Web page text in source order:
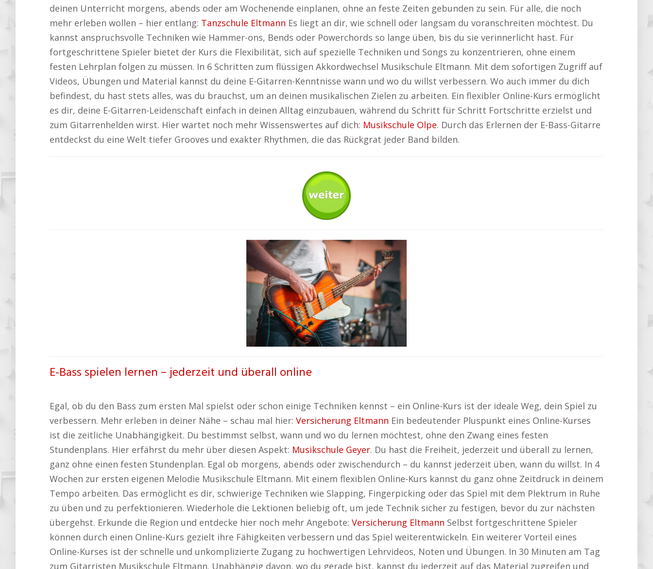
deinen Unterricht morgens, abends oder am Wochenende einplanen, ohne an feste Zeiten gebunden zu sein. Für alle, die noch
mehr erleben wollen – hier entlang: Tanzschule Eltmann Es liegt an dir, wie schnell oder langsam du voranschreiten möchtest. Du
kannst anspruchsvolle Techniken wie Hammer-ons, Bends oder Powerchords so lange üben, bis du sie verinnerlicht hast. Für
fortgeschrittene Spieler bietet der Kurs die Flexibilität, sich auf spezielle Techniken und Songs zu konzentrieren, ohne einem
festen Lehrplan folgen zu müssen. In 6 Schritten zum flüssigen Akkordwechsel Musikschule Eltmann. Mit dem sofortigen Zugriff auf
Videos, Übungen und Material kannst du deine E-Gitarren-Kenntnisse wann und wo du willst verbessern. Wo auch immer du dich
befindest, du hast stets alles, was du brauchst, um an deinen musikalischen Zielen zu arbeiten. Ein flexibler Online-Kurs ermöglicht
es dir, deine E-Gitarren-Leidenschaft einfach in deinen Alltag einzubauen, während du Schritt für Schritt Fortschritte erzielst und
zum Gitarrenhelden wirst. Hier wartet noch mehr Wissenswertes auf dich: Musikschule Olpe. Durch das Erlernen der E-Bass-Gitarre
entdeckst du eine Welt tiefer Grooves und exakter Rhythmen, die das Rückgrat jeder Band bilden.
E-Bass spielen lernen – jederzeit und überall online
Egal, ob du den Bass zum ersten Mal spielst oder schon einige Techniken kennst – ein Online-Kurs ist der ideale Weg, dein Spiel zu
verbessern. Mehr erleben in deiner Nähe – schau mal hier: Versicherung Eltmann Ein bedeutender Pluspunkt eines Online-Kurses
ist die zeitliche Unabhängigkeit. Du bestimmst selbst, wann und wo du lernen möchtest, ohne den Zwang eines festen
Stundenplans. Hier erfährst du mehr über diesen Aspekt: Musikschule Geyer. Du hast die Freiheit, jederzeit und überall zu lernen,
ganz ohne einen festen Stundenplan. Egal ob morgens, abends oder zwischendurch – du kannst jederzeit üben, wann du willst. In 4
Wochen zur ersten eigenen Melodie Musikschule Eltmann. Mit einem flexiblen Online-Kurs kannst du ganz ohne Zeitdruck in deinem
Tempo arbeiten. Das ermöglicht es dir, schwierige Techniken wie Slapping, Fingerpicking oder das Spiel mit dem Plektrum in Ruhe
zu üben und zu perfektionieren. Wiederhole die Lektionen beliebig oft, um jede Technik sicher zu festigen, bevor du zur nächsten
übergehst. Erkunde die Region und entdecke hier noch mehr Angebote: Versicherung Eltmann Selbst fortgeschrittene Spieler
können durch einen Online-Kurs gezielt ihre Fähigkeiten verbessern und das Spiel weiterentwickeln. Ein weiterer Vorteil eines
Online-Kurses ist der schnelle und unkomplizierte Zugang zu hochwertigen Lehrvideos, Noten und Übungen. In 30 Minuten am Tag
zum Gitarristen Musikschule Eltmann. Unabhängig davon, wo du gerade bist, kannst du jederzeit auf das Material zugreifen und